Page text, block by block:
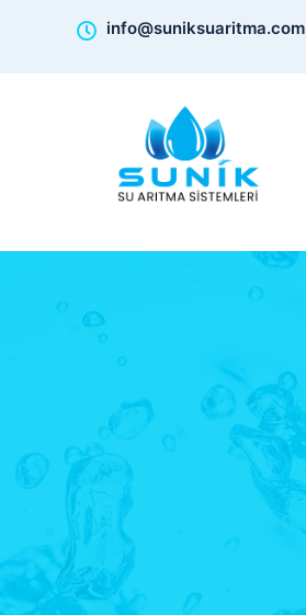
info@suniksuaritma.com